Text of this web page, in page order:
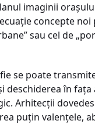
imaginii
concepte noi
sau cel de
se poate
deschiderea în faţa
Arhitecţii
puţin valenţele,